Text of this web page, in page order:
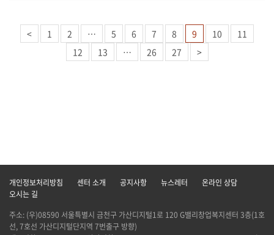
< 1 2 … 5 6 7 8 9 10
11
12
13 … 26 27 >
개인정보처리방침 센터 소개 공지사항 뉴스레터
온라인 상담
오시는 길
주소: (우)08590 서울특별시 금천구 가산디지털1로 120 G밸리창업복지센터 3층(1호
선, 7호선 가산디지털단지역 7번출구 방향)